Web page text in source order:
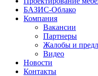
БАЗИС-Облако
Компания
Вакансии
Партнеры
Жалобы и
Видео
Новости
Контакты